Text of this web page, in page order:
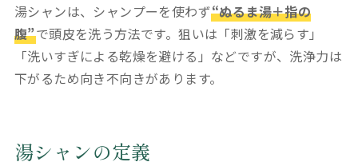
湯シャンは、シャンプーを使わず“ぬるま湯＋指の
腹”で頭皮を洗う方法です。狙いは「刺激を減らす」
「洗いすぎによる乾燥を避ける」などですが、洗浄力は
下がるため向き不向きがあります。
湯シャンの定義